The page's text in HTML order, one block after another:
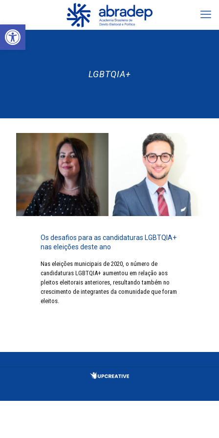
Abrir a barra de ferramentas
LGBTQIA+
Os desafios para as candidaturas LGBTQIA+
nas eleições deste ano
Nas eleições municipais de 2020, o número de
candidaturas LGBTQIA+ aumentou em relação aos
pleitos eleitorais anteriores, resultando também no
crescimento de integrantes da comunidade que foram
eleitos.